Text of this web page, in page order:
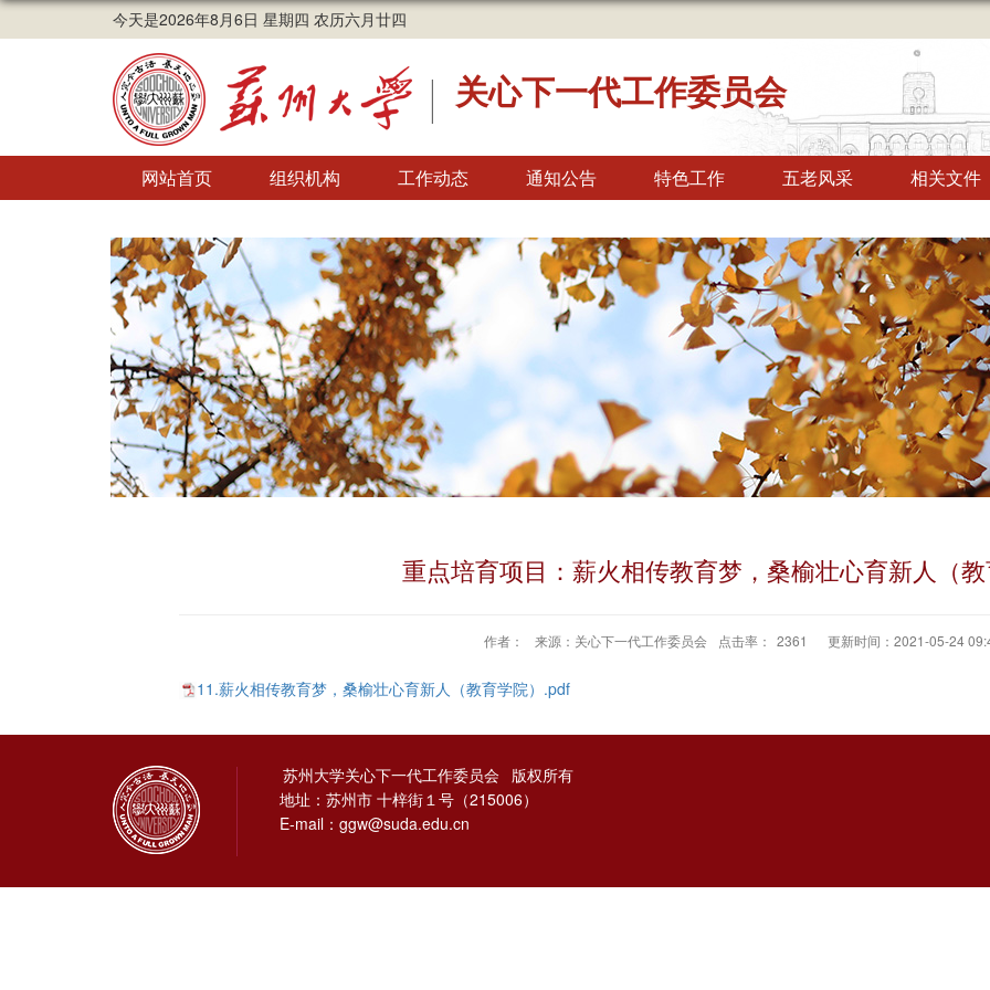
今天是2026年8月6日 星期四 农历六月廿四
关心下一代工作委员会
网站首页 组织机构 工作动态 通知公告 特色工作 五老风采 相关文件
重点培育项目：薪火相传教育梦，桑榆壮心育新人（
作者： 来源：关心下一代工作委员会 点击率： 2361 更新时间：2021-05-24
11.薪火相传教育梦，桑榆壮心育新人（教育学院）.pdf
苏州大学关心下一代工作委员会 版权所有
地址：苏州市 十梓街１号（215006）
E-mail：ggw@suda.edu.cn